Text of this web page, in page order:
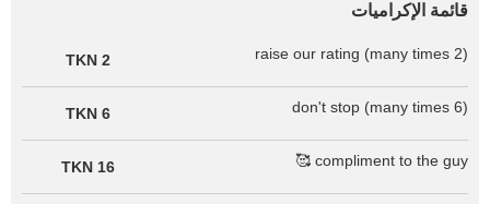
قائمة الإكراميات
raise our rating (many times 2)
2 TKN
don't stop (many times 6)
6 TKN
compliment to the guy 🥰
16 TKN